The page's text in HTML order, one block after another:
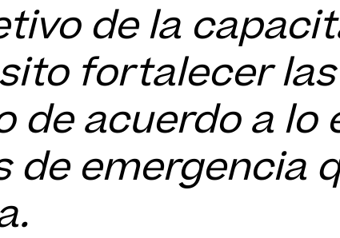
de la
fortalecer
de acuerdo a lo
de emergencia